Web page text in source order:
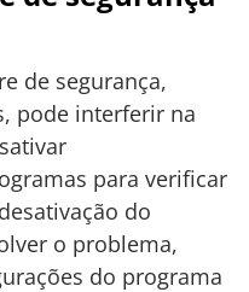
de segurança,
pode interferir na
para verificar
do
o problema,
do programa